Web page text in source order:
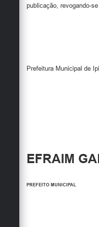
publicação, revogando-
Prefeitura Municipal de
EFRAIM
PREFEITO MUNICIPAL